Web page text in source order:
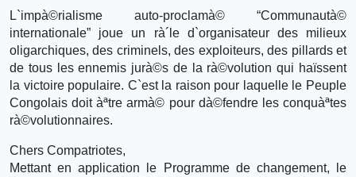
L`impà©rialisme auto-proclamà© “Communautà©
internationale” joue un rà´le d`organisateur des milieux
oligarchiques, des criminels, des exploiteurs, des pillards et
de tous les ennemis jurà©s de la rà©volution qui haïssent
la victoire populaire. C`est la raison pour laquelle le Peuple
Congolais doit àªtre armà© pour dà©fendre les conquàªtes
rà©volutionnaires.
Chers Compatriotes,
Mettant en application le Programme de changement, le